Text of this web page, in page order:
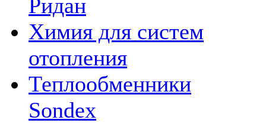
Ридан
Химия для систем
отопления
Теплообменники
Sondex